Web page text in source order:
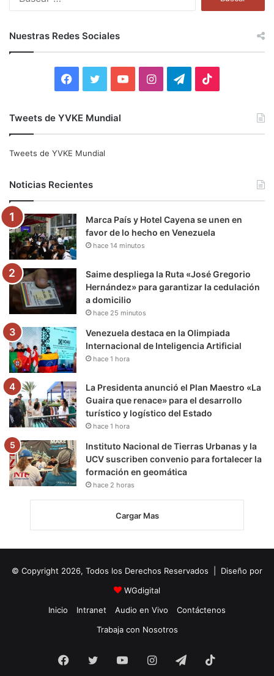
:
Nuestras Redes Sociales
e
o
o
k
t
e
r
b
e
I
g
r
m
r
a
k
Tweets de YVKE Mundial
Tweets de YVKE Mundial
Noticias Recientes
Marca País y Hotel Cayena se unen en
favor de lo hecho en Venezuela
hace 14 minutos
Saime despliega la Ruta «José Gregorio
Hernández» para garantizar la cedulación
a domicilio
hace 25 minutos
Venezuela destaca en la Olimpiada
Internacional de Inteligencia Artificial
hace 1 hora
La Presidenta anunció el Plan Maestro «La
Guaira que renace» para el desarrollo
turístico y logístico del Estado
hace 1 hora
Instituto Nacional de Tierras Urbanas y la
UCV suscriben convenio para fortalecer la
formación en geomática
hace 2 horas
Cargar Mas
© Copyright 2026, Todos los Derechos Reservados | Diseño por
WGdigital
Inicio
Intranet Audio en Vivo
Contáctenos
Trabaja con Nosotros
Facebook
Twitter YouTubeInstagramTelegram